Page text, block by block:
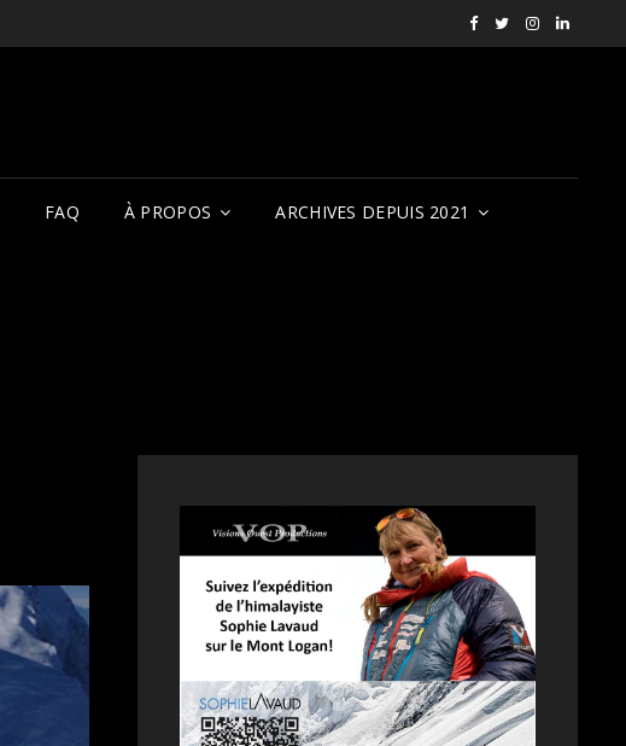
Facebook
X Instagram
VOP
FAQ À PROPOS ARCHIVES DEPUIS 2021